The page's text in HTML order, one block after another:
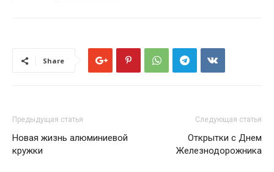
Share
Предыдущая статья
Новая жизнь алюминиевой
кружки
Следующая статья
Открытки с Днем
Железнодорожника